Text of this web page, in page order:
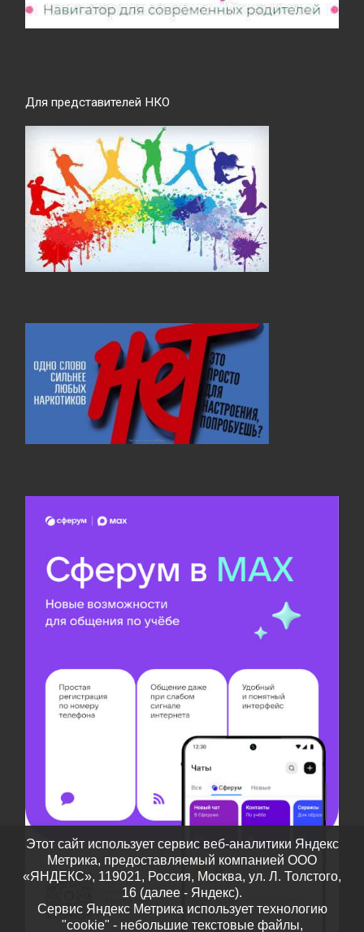
Для представителей НКО
Этот сайт использует сервис веб-аналитики Яндекс
Метрика, предоставляемый компанией ООО
«ЯНДЕКС», 119021, Россия, Москва, ул. Л. Толстого,
16 (далее - Яндекс).
Сервис Яндекс Метрика использует технологию
"cookie" - небольшие текстовые файлы,